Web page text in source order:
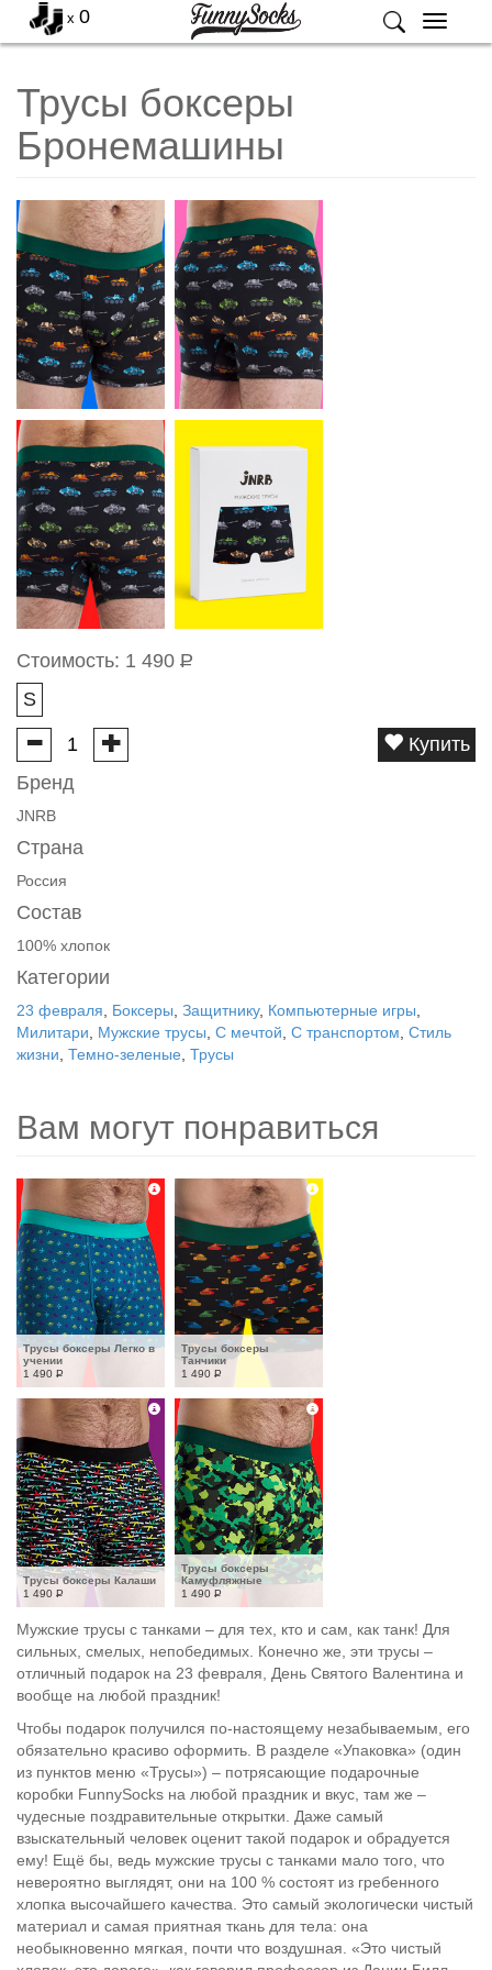
Меню
x 0
Трусы боксеры
Бронемашины
Стоимость: 1 490 Р
S
Купить
Бренд
JNRB
Страна
Россия
Состав
100% хлопок
Категории
23 февраля Боксеры Защитнику, Компьютерные игры
Милитари
Мужские трусы С мечтой С транспортом Стиль
жизни Темно-зеленые Трусы
Вам могут понравиться
Трусы боксеры Легко в
учении
1 490 Р
Трусы боксеры
Танчики
1 490 Р
Трусы боксеры Калаши
1 490 Р
Трусы боксеры
Камуфляжные
1 490 Р
Мужские трусы с танками – для тех, кто и сам, как танк! Для
сильных, смелых, непобедимых. Конечно же, эти трусы –
отличный подарок на 23 февраля, День Святого Валентина и
вообще на любой праздник!
Чтобы подарок получился по-настоящему незабываемым, его
обязательно красиво оформить. В разделе «Упаковка» (один
из пунктов меню «Трусы») – потрясающие подарочные
коробки FunnySocks на любой праздник и вкус, там же –
чудесные поздравительные открытки. Даже самый
взыскательный человек оценит такой подарок и обрадуется
ему! Ещё бы, ведь мужские трусы с танками мало того, что
невероятно выглядят, они на 100 % состоят из гребенного
хлопка высочайшего качества. Это самый экологически чистый
материал и самая приятная ткань для тела: она
необыкновенно мягкая, почти что воздушная. «Это чистый